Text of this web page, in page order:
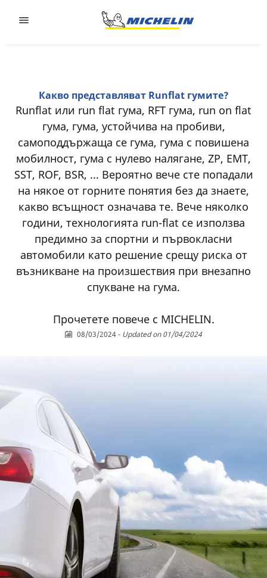
Какво представляват Runflat гумите?
Runflat или run flat гума, RFT гума, run on flat
гума, гума, устойчива на пробиви,
самоподдържаща се гума, гума с повишена
мобилност, гума с нулево налягане, ZP, EMT,
SST, ROF, BSR, ... Вероятно вече сте попадали
на някое от горните понятия без да знаете,
какво всъщност означава те. Вече няколко
години, технологията run-flat се използва
предимно за спортни и първокласни
автомобили като решение срещу риска от
възникване на произшествия при внезапно
спукване на гума.
Прочетете повече с MICHELIN.
08/03/2024- Updated on 01/04/2024